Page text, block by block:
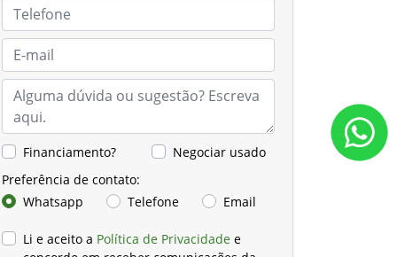
Financiamento?
Negociar usado
Preferência de contato:
Whatsapp
Telefone Email
Li e aceito a Política de Privacidade e